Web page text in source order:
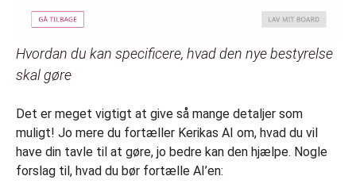
Hvordan du kan specificere, hvad den nye bestyrelse
skal gøre
Det er meget vigtigt at give så mange detaljer som
muligt! Jo mere du fortæller Kerikas AI om, hvad du vil
have din tavle til at gøre, jo bedre kan den hjælpe. Nogle
forslag til, hvad du bør fortælle AI’en: